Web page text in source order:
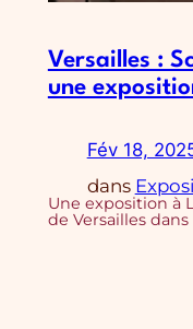
Versailles :
une
Fév 18,
dans
Une exposition à
de Versailles